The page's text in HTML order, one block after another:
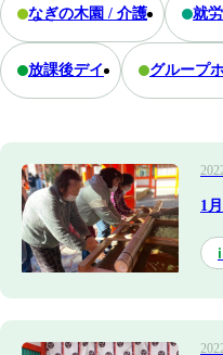
なぎの木園 / 介護 就
放課後デイ グループ
1